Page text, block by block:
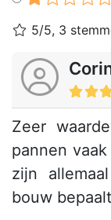
5/5, 3
Zeer
pannen
zijn
bouw